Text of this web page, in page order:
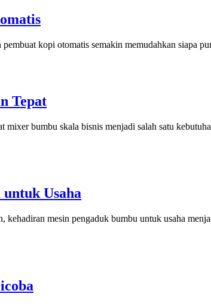
kopi otomatis semakin memudahkan siapa
Tepat
mixer bumbu skala bisnis menjadi salah satu
Usaha
kehadiran mesin pengaduk bumbu untuk usaha